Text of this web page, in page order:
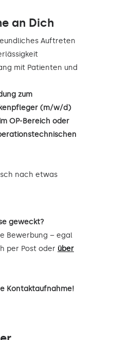
an Dich
Auftreten
mit Patienten und
zum
(m/w/d)
OP-Bereich oder
nach etwas
geweckt?
Bewerbung – egal
per Post oder über
Kontaktaufnahme!